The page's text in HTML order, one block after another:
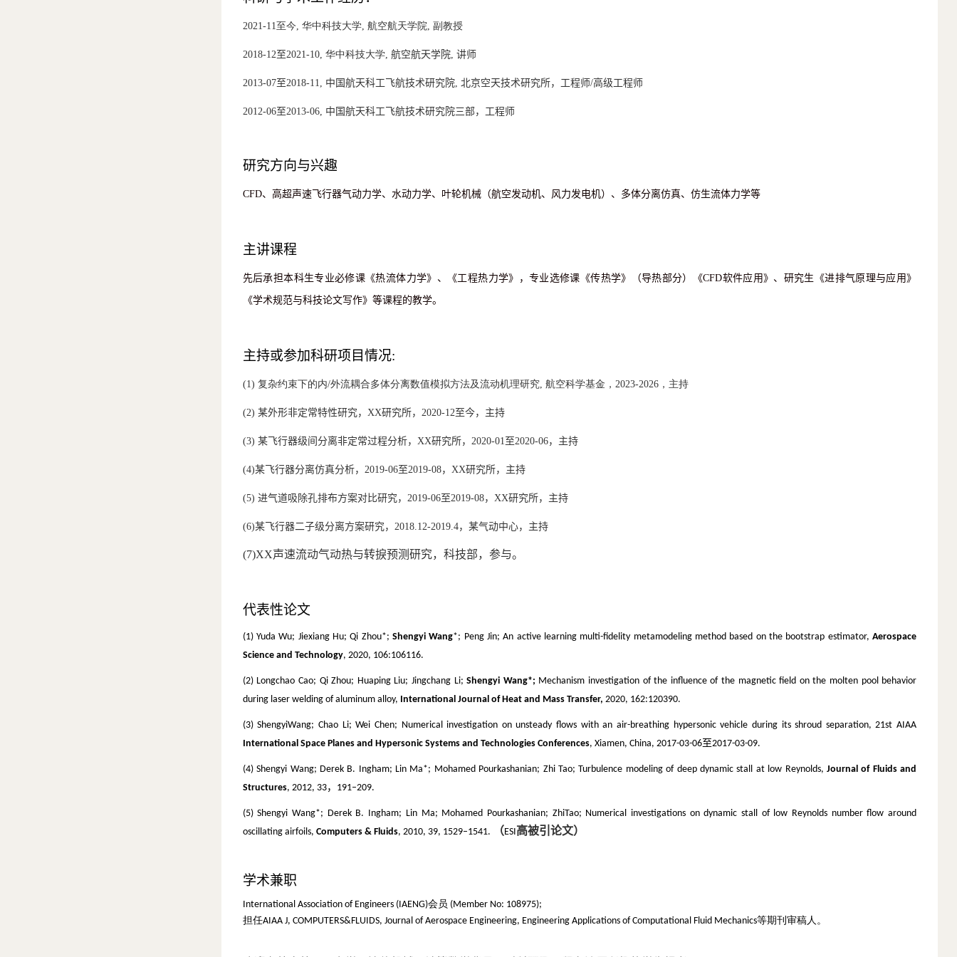
2021-11至今, 华中科技大学, 航空航天学院, 副教授
2018-12至2021-10, 华中科技大学, 航空航天学院, 讲师
2013-07至2018-11, 中国航天科工飞航技术研究院, 北京空天技术研究所，工程师/高级工程师
2012-06至2013-06, 中国航天科工飞航技术研究院三部，工程师
研究方向与兴趣
CFD、高超声速飞行器气动力学、水动力学、叶轮机械（航空发动机、风力发电机）、多体分离仿真、仿生流体力学等
主讲课程
先后承担本科生专业必修课《热流体力学》、《工程热力学》，专业选修课《传热学》（导热部分）《CFD软件应用》、研究生《进排气原理与应用》
《学术规范与科技论文写作》等课程的教学。
主持或参加科研项目情况:
(1) 复杂约束下的内/外流耦合多体分离数值模拟方法及流动机理研究, 航空科学基金，2023-2026，主持
(2) 某外形非定常特性研究， XX研究所， 2020-12至今，主持
(3) 某飞行器级间分离非定常过程分析， XX研究所， 2020-01至2020-06，主持
(4)某飞行器分离仿真分析， 2019-06至2019-08， XX研究所，主持
(5) 进气道吸除孔排布方案对比研究， 2019-06至2019-08， XX研究所，主持
(6)某飞行器二子级分离方案研究， 2018.12-2019.4，某气动中心，主持
(7)XX声速流动气动热与转捩预测研究，科技部，参与。
代表性论文
(1)Yuda Wu; Jiexiang Hu; Qi Zhou*;Shengyi Wang*; Peng Jin; An active learning multi-fidelity metamodeling method based on the bootstrap estimator,Aerospace
Science and Technology, 2020, 106:106116.
(2) Longchao Cao; Qi Zhou; Huaping Liu; Jingchang Li;Shengyi Wang*; Mechanism investigation of the influence of the magnetic field on the molten pool behavior
during laser welding of aluminum alloy, International Journal of Heat and Mass Transfer, 2020, 162:120390.
(3) ShengyiWang; Chao Li; Wei Chen; Numerical investigation on unsteady flows with an air-breathing hypersonic vehicle during its shroud separation, 21st AIAA
International Space Planes and Hypersonic Systems and Technologies Conferences, Xiamen, China, 2017-03-06至2017-03-09.
(4) Shengyi Wang; Derek B. Ingham; Lin Ma*; Mohamed Pourkashanian; Zhi Tao; Turbulence modeling of deep dynamic stall at low Reynolds, Journal of Fluids and
Structures, 2012, 33， 191–209.
(5) Shengyi Wang*; Derek B. Ingham; Lin Ma; Mohamed Pourkashanian; ZhiTao; Numerical investigations on dynamic stall of low Reynolds number flow around
oscillating airfoils, Computers & Fluids, 2010, 39, 1529–1541. （ESI高被引论文）
学术兼职
International Association of Engineers (IAENG)会员 (Member No: 108975);
担任AIAA J, COMPUTERS&FLUIDS, Journal of Aerospace Engineering, Engineering Applications of Computational Fluid Mechanics等期刊审稿人。